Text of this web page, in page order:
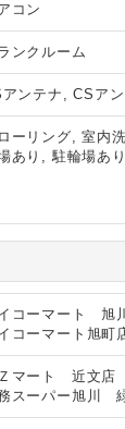
コン
ンクルーム
アンテナ, CSア
ーリング, 室内
あり, 駐輪場あ
コーマート 旭
コーマート旭町
マート 近文店
スーパー旭川